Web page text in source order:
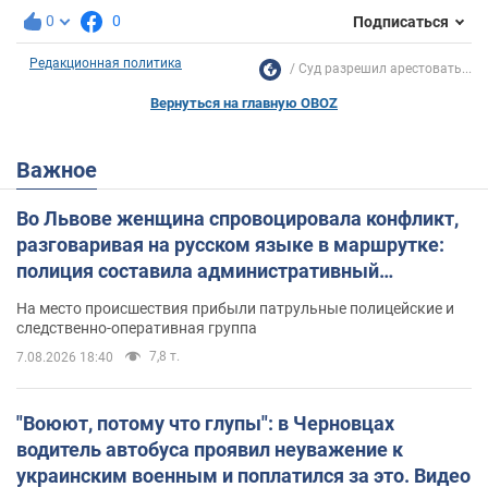
0 0 Подписаться
Редакционная политика Суд разрешил арестовать...
Вернуться на главную OBOZ
Важное
Во Львове женщина спровоцировала конфликт,
разговаривая на русском языке в маршрутке:
полиция составила административный
протокол. Видео
На место происшествия прибыли патрульные полицейские и
следственно-оперативная группа
7.08.2026 18:40 7,8 т.
"Воюют, потому что глупы": в Черновцах
водитель автобуса проявил неуважение к
украинским военным и поплатился за это. Видео